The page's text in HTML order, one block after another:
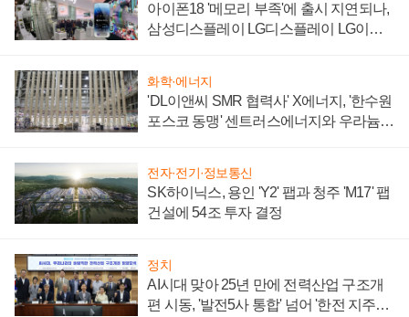
아이폰18 '메모리 부족'에 출시 지연되나,
삼성디스플레이 LG디스플레이 LG이노
화학·에너지
'DL이앤씨 SMR 협력사' X에너지, '한수원
포스코 동맹' 센트러스에너지와 우라늄
전자·전기·정보통신
SK하이닉스, 용인 'Y2' 팹과 청주 'M17' 팹
건설에 54조 투자 결정
정치
AI시대 맞아 25년 만에 전력산업 구조개
편 시동, '발전5사 통합' 넘어 '한전 지주사'